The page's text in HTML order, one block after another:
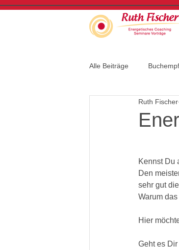
Alle Beiträge
Ruth Fischer
Kennst Du
Den
sehr gut
Warum
Hier
Geht es